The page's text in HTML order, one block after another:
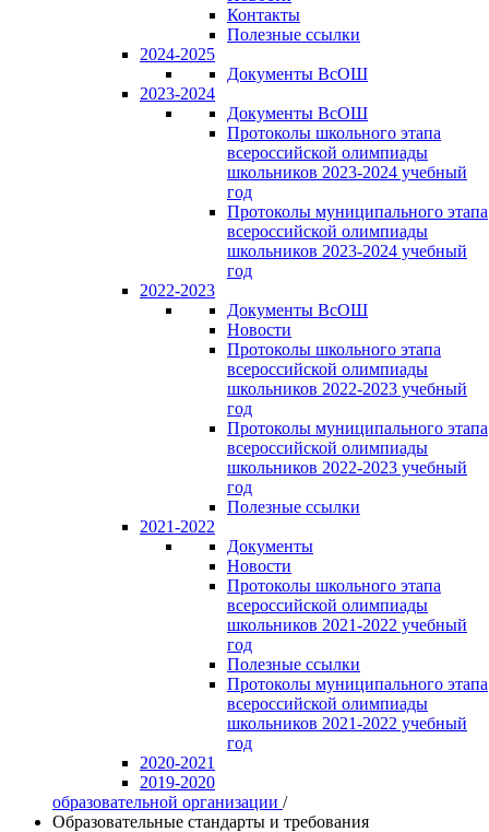
Контакты
Полезные ссылки
2024-2025
Документы ВсОШ
2023-2024
Документы ВсОШ
Протоколы школьного этапа
всероссийской олимпиады
школьников 2023-2024 учебный
год
Протоколы муниципального этапа
всероссийской олимпиады
школьников 2023-2024 учебный
год
2022-2023
Документы ВсОШ
Новости
Протоколы школьного этапа
всероссийской олимпиады
школьников 2022-2023 учебный
год
Протоколы муниципального этапа
всероссийской олимпиады
школьников 2022-2023 учебный
год
Полезные ссылки
2021-2022
Документы
Новости
Протоколы школьного этапа
всероссийской олимпиады
школьников 2021-2022 учебный
год
Полезные ссылки
Протоколы муниципального этапа
всероссийской олимпиады
школьников 2021-2022 учебный
год
2020-2021
2019-2020
образовательной организации /
Образовательные стандарты и требования